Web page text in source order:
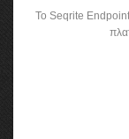
Το Seqrite Endpoint